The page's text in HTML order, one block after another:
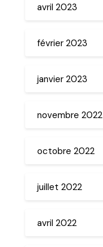
avril 2023
février 2023
janvier 2023
novembre 2022
octobre 2022
juillet 2022
avril 2022